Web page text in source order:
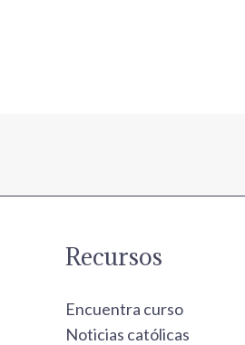
Recursos
Encuentra curso
Noticias católicas